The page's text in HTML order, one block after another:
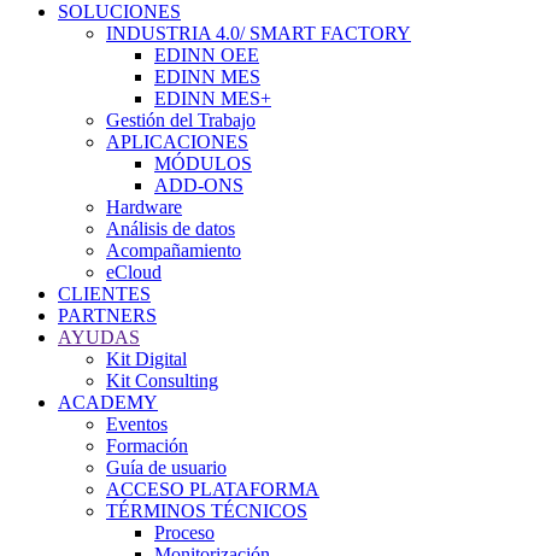
SOLUCIONES
INDUSTRIA 4.0/ SMART FACTORY
EDINN OEE
EDINN MES
EDINN MES+
Gestión del Trabajo
APLICACIONES
MÓDULOS
ADD-ONS
Hardware
Análisis de datos
Acompañamiento
eCloud
CLIENTES
PARTNERS
AYUDAS
Kit Digital
Kit Consulting
ACADEMY
Eventos
Formación
Guía de usuario
ACCESO PLATAFORMA
TÉRMINOS TÉCNICOS
Proceso